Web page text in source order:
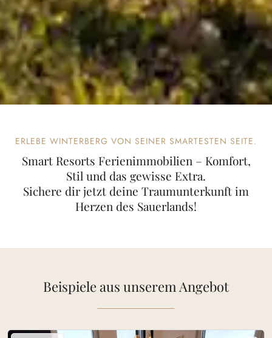
ERLEBE WINTERBERG VON SEINER SMARTESTEN SEITE.
Smart Resorts Ferienimmobilien – Komfort,
Stil und das gewisse Extra.
Sichere dir jetzt deine Traumunterkunft im
Herzen des Sauerlands!
Beispiele aus unserem Angebot